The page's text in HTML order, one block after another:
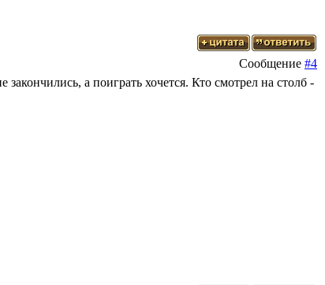
Сообщение #4
а поиграть хочется. Кто смотрел на столб -